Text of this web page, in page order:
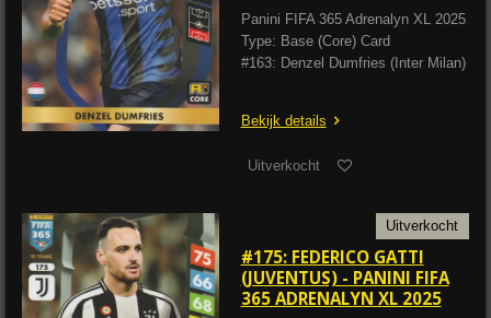
Panini FIFA 365 Adrenalyn XL 2025
Type: Base (Core) Card
#163: Denzel Dumfries (Inter Milan)
Bekijk details
Uitverkocht
Uitverkocht
#175: FEDERICO GATTI
(JUVENTUS) - PANINI FIFA
365 ADRENALYN XL 2025